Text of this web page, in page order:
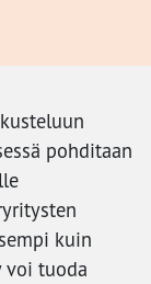
pohditaan
kuin
voi tuoda